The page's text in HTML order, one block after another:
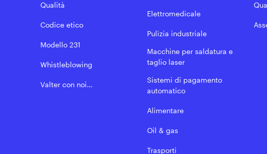
Qualità
Codice etico
Modello 231
Whistleblowing
Valter con noi…
Elettromedicale
Pulizia industriale
Macchine per saldatura e
taglio laser
Sistemi di pagamento
automatico
Alimentare
Oil & gas
Trasporti